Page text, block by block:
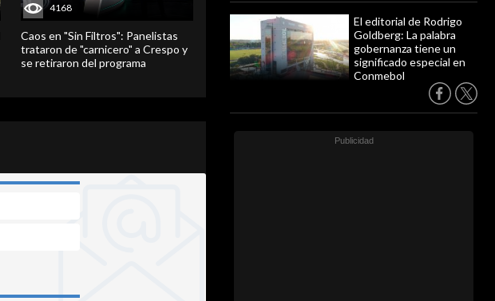
El editorial de Rodrigo
Goldberg: La palabra
gobernanza tiene un
significado especial en
Conmebol
4168
Caos en "Sin Filtros": Panelistas
trataron de "carnicero" a Crespo y
se retiraron del programa